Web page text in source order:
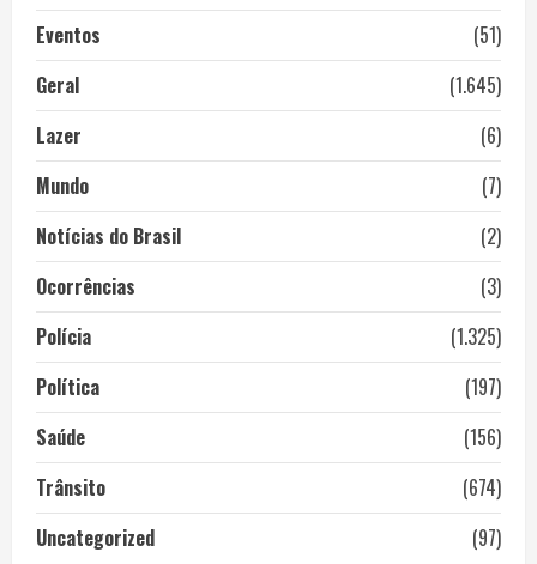
Eventos
(51)
Geral
(1.645)
Lazer
(6)
Mundo
(7)
Notícias do Brasil
(2)
Ocorrências
(3)
Polícia
(1.325)
Política
(197)
Saúde
(156)
Trânsito
(674)
Uncategorized
(97)